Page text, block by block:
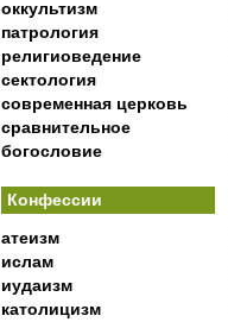
оккультизм
патрология
религиоведение
сектология
современная церковь
сравнительное
богословие
Конфессии
атеизм
ислам
иудаизм
католицизм